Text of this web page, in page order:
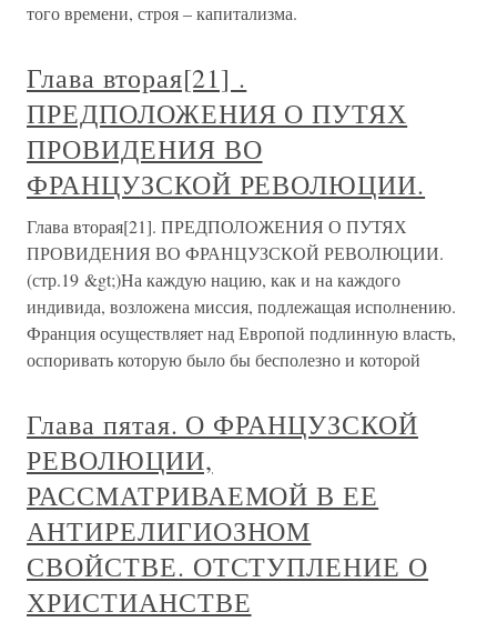
того времени, строя – капитализма.
Глава вторая[21] .
ПРЕДПОЛОЖЕНИЯ О ПУТЯХ
ПРОВИДЕНИЯ ВО
ФРАНЦУЗСКОЙ РЕВОЛЮЦИИ.
Глава вторая[21]. ПРЕДПОЛОЖЕНИЯ О ПУТЯХ
ПРОВИДЕНИЯ ВО ФРАНЦУЗСКОЙ РЕВОЛЮЦИИ.
(стр.19 &gt;)На каждую нацию, как и на каждого
индивида, возложена миссия, подлежащая исполнению.
Франция осуществляет над Европой подлинную власть,
оспоривать которую было бы бесполезно и которой
Глава пятая. О ФРАНЦУЗСКОЙ
РЕВОЛЮЦИИ,
РАССМАТРИВАЕМОЙ В ЕЕ
АНТИРЕЛИГИОЗНОМ
СВОЙСТВЕ. ОТСТУПЛЕНИЕ О
ХРИСТИАНСТВЕ